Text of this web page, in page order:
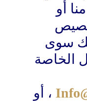
أو
سوى
الخاصة
، أو